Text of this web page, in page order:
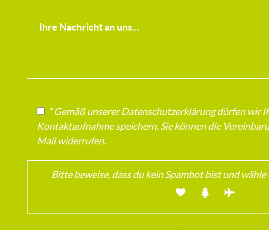
* Gemäß unserer Datenschutzerklärung dürfen wir
Kontaktaufnahme speichern. Sie können die
Mail widerrufen.
Bitte beweise, dass du kein Spambot bist und wähle